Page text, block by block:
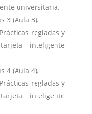
universitaria.
3 (Aula 3).
regladas y
inteligente
4 (Aula 4).
regladas y
inteligente